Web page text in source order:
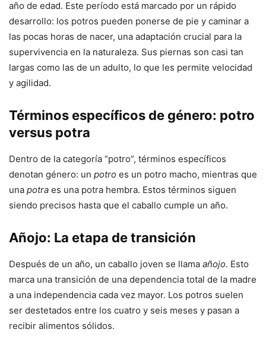
año de edad. Este período está marcado por un rápido
desarrollo: los potros pueden ponerse de pie y caminar a
las pocas horas de nacer, una adaptación crucial para la
supervivencia en la naturaleza. Sus piernas son casi tan
largas como las de un adulto, lo que les permite velocidad
y agilidad.
Términos específicos de género: potro
versus potra
Dentro de la categoría “potro”, términos específicos
denotan género: un potro es un potro macho, mientras que
una potra es una potra hembra. Estos términos siguen
siendo precisos hasta que el caballo cumple un año.
Añojo: La etapa de transición
Después de un año, un caballo joven se llama añojo. Esto
marca una transición de una dependencia total de la madre
a una independencia cada vez mayor. Los potros suelen
ser destetados entre los cuatro y seis meses y pasan a
recibir alimentos sólidos.